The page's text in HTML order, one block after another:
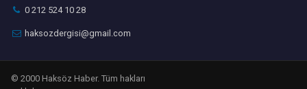
0 212 524 10 28
haksozdergisi@gmail.com
© 2000 Haksöz Haber. Tüm hakları